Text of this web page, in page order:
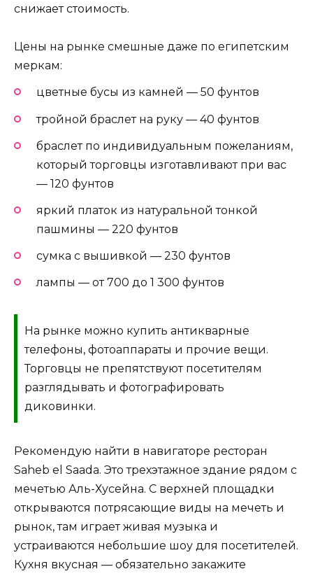
снижает стоимость.
Цены на рынке смешные даже по египетским
меркам:
цветные бусы из камней — 50 фунтов
тройной браслет на руку — 40 фунтов
браслет по индивидуальным пожеланиям,
который торговцы изготавливают при вас
— 120 фунтов
яркий платок из натуральной тонкой
пашмины — 220 фунтов
сумка с вышивкой — 230 фунтов
лампы — от 700 до 1 300 фунтов
На рынке можно купить антикварные
телефоны, фотоаппараты и прочие вещи.
Торговцы не препятствуют посетителям
разглядывать и фотографировать
диковинки.
Рекомендую найти в навигаторе ресторан
Saheb el Saada. Это трехэтажное здание рядом с
мечетью Аль-Хусейна. С верхней площадки
открываются потрясающие виды на мечеть и
рынок, там играет живая музыка и
устраиваются небольшие шоу для посетителей.
Кухня вкусная — обязательно закажите